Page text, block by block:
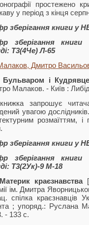
простежено
у період з кінця
зберігання книги у
зберігання книги
Т3(4Че) Л-65
Дмитро
Бульваром і
Малаков. - Київ :
запрошує
увагою
розмаїттям,
зберігання книги у
зберігання книги
Т3(2Ук)-9 М-18
краєзнавства
ім. Дмитра
спілка краєзнавців
; упоряд.: Руслана
- 133 с.